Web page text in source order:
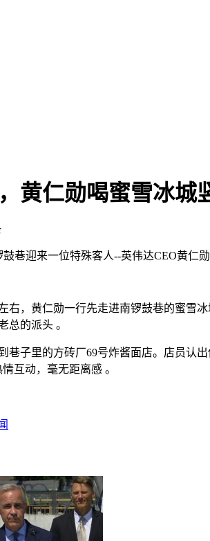
黄仁勋喝蜜雪冰城
鼓巷迎来一位特殊客人--英伟达CEO黄仁
右，黄仁勋一行先走进南锣鼓巷的蜜雪
总的派头 。
巷子里的方砖厂69号炸酱面店。店员认
互动，毫无距离感 。